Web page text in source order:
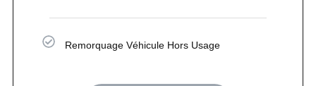
Remorquage Véhicule Hors Usage